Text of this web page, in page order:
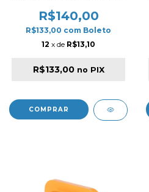
R$140,00
R$133,00 com Boleto
12 x de R$13,10
R$133,00 no PIX